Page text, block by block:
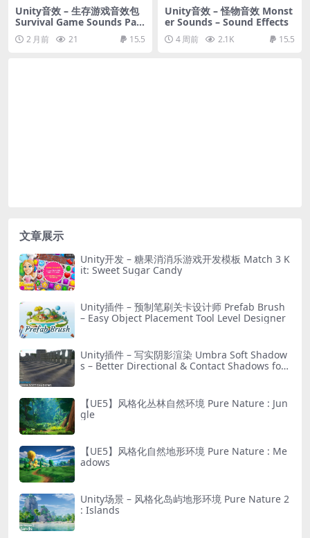
Unity音效 – 生存游戏音效包
Survival Game Sounds Pac
k – Lite Edition
2 月前 21 15.5
Unity音效 – 怪物音效 Monst
er Sounds – Sound Effects
4 周前 2.1K 15.5
文章展示
Unity开发 – 糖果消消乐游戏开发模板 Match 3 K
it: Sweet Sugar Candy
Unity插件 – 预制笔刷关卡设计师 Prefab Brush
– Easy Object Placement Tool Level Designer
Unity插件 – 写实阴影渲染 Umbra Soft Shadow
s – Better Directional & Contact Shadows for
【UE5】风格化丛林自然环境 Pure Nature : Jun
gle
【UE5】风格化自然地形环境 Pure Nature : Me
adows
Unity场景 – 风格化岛屿地形环境 Pure Nature 2
: Islands